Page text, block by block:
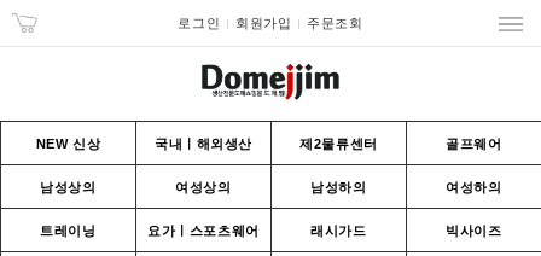
로그인 회원가입 주문조회
NEW 신상 국내ㅣ해외생산 제2물류센터 골프웨어
남성상의 여성상의 남성하의 여성하의
트레이닝 요가ㅣ스포츠웨어 래시가드 빅사이즈